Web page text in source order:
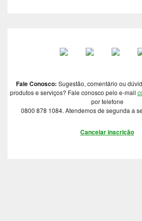
Fale Conosco: Sugestão, comentário ou
produtos e serviços? Fale conosco pelo e-mail
por telefone
0800 878 1084. Atendemos de segunda a
Cancelar inscrição